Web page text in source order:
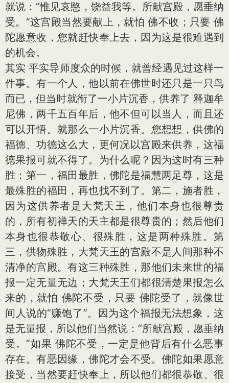
就说：“惟见哀愍，饶益我等。所献宫殿，愿垂纳
受。”这宫殿当然要献上，就怕 佛不收；只要 佛
陀愿意收，您就赶快奉上去，因为这是很难遇到
的机会。
其实 平实导师度众的时候，就曾经遇见过这样一
件事。有一个人，他以前在佛世时还只是一只鸟
而已，但当时就衔了一小片沉香，供养了 释迦牟
尼佛，两千五百年后，他不但可以当人，而且还
可以开悟。就那么一小片沉香。您想想，供佛的
福德、功德这么大，更何况以宫殿来供养，这福
德果报可就不得了。为什么呢？因为这时有三种
胜：第一，福田最胜，佛陀是福慧两足尊，这是
最殊胜的福田，再也找不到了。第二，施者胜，
因为这供养者是大梵天王，他们本身也很尊贵
的，所有初禅天的天主都是很尊贵的；然后他们
本身也很恭敬心、很殊胜，这是两种殊胜。第
三，供物殊胜，大梵天王的宫殿不是人间那种不
清净的宫殿。有这三种殊胜，那他们未来世的福
报一定无量无边；大梵天王们都很清楚果报怎么
来的，就怕 佛陀不受，只要 佛陀受了，就像世
间人说的“赚饱了”。因为这个福报无法想象，这
是无量报，所以他们当然说：“所献宫殿，愿垂纳
受。”如果 佛陀不受，一定是他背后有什么恶事
存在。有恶因缘，佛陀才会不受。佛陀如果愿意
接受，当然要赶快奉上，所以他们都很恭敬、很